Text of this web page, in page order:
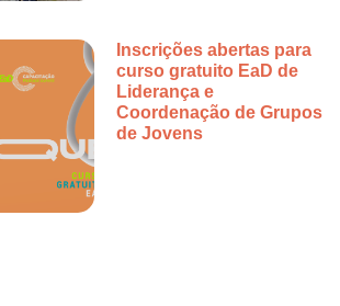
Inscrições abertas para
curso gratuito EaD de
Liderança e
Coordenação de Grupos
de Jovens